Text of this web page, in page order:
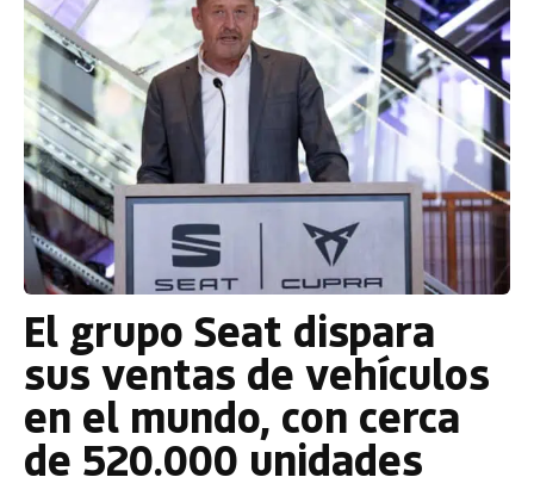
El grupo Seat dispara
sus ventas de vehículos
en el mundo, con cerca
de 520.000 unidades